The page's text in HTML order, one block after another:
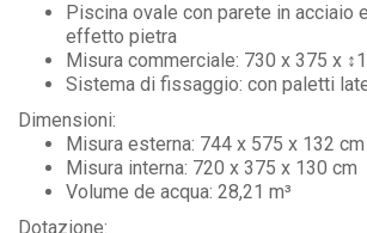
Piscina ovale con parete in acciaio
effetto pietra
Misura commerciale: 730 x 375 x
Sistema di fissaggio: con paletti
Dimensioni:
Misura esterna: 744 x 575 x 132 cm
Misura interna: 720 x 375 x 130 cm
Volume de acqua: 28,21 m³
Dotazione: